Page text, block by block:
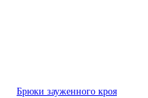
Брюки зауженного кроя